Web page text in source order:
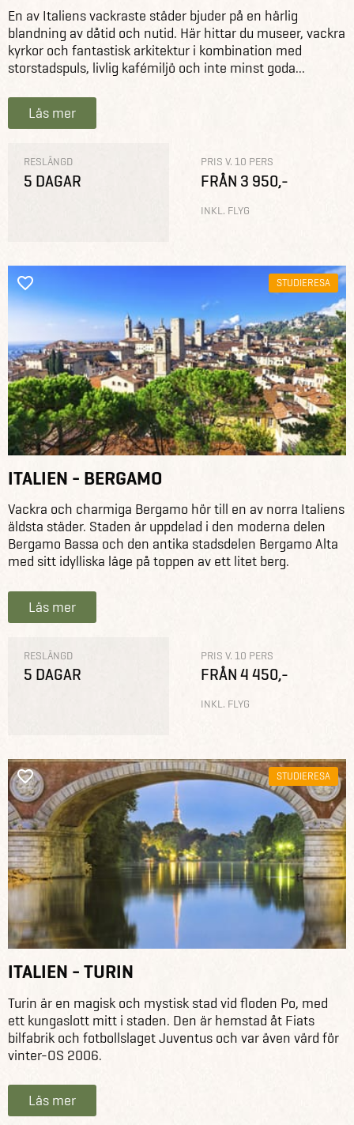
En av Italiens vackraste städer bjuder på en härlig
blandning av dåtid och nutid. Här hittar du museer, vackra
kyrkor och fantastisk arkitektur i kombination med
storstadspuls, livlig kafémiljö och inte minst goda...
Läs mer
RESLÄNGD
5 DAGAR
PRIS V. 10 PERS
FRÅN 3 950,-
INKL. FLYG
STUDIERESA
ITALIEN - BERGAMO
Vackra och charmiga Bergamo hör till en av norra Italiens
äldsta städer. Staden är uppdelad i den moderna delen
Bergamo Bassa och den antika stadsdelen Bergamo Alta
med sitt idylliska läge på toppen av ett litet berg.
Läs mer
RESLÄNGD
5 DAGAR
PRIS V. 10 PERS
FRÅN 4 450,-
INKL. FLYG
STUDIERESA
ITALIEN - TURIN
Turin är en magisk och mystisk stad vid floden Po, med
ett kungaslott mitt i staden. Den är hemstad åt Fiats
bilfabrik och fotbollslaget Juventus och var även värd för
vinter-OS 2006.
Läs mer